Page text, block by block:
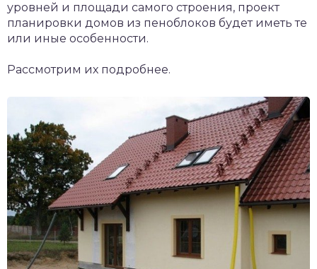
уровней и площади самого строения, проект
планировки домов из пеноблоков будет иметь те
или иные особенности.
Рассмотрим их подробнее.